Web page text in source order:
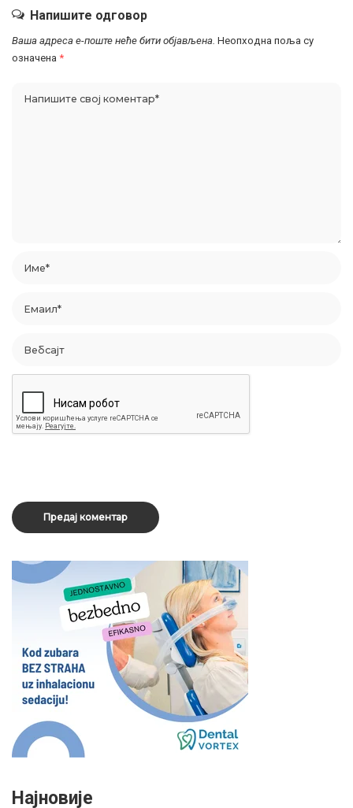
Напишите одговор
Ваша адреса е-поште неће бити објављена. Неопходна поља су
означена *
Најновије